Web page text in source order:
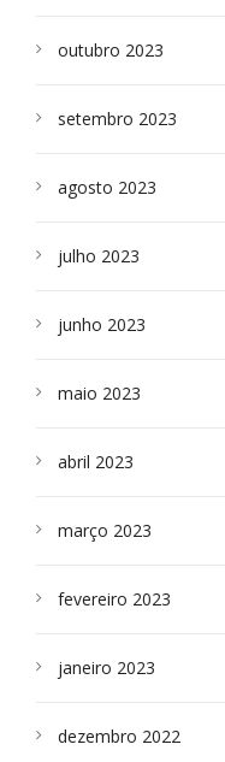
outubro 2023
setembro 2023
agosto 2023
julho 2023
junho 2023
maio 2023
abril 2023
março 2023
fevereiro 2023
janeiro 2023
dezembro 2022